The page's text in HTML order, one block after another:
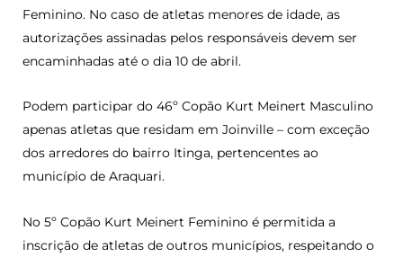
Feminino. No caso de atletas menores de idade, as
autorizações assinadas pelos responsáveis devem ser
encaminhadas até o dia 10 de abril.
Podem participar do 46º Copão Kurt Meinert Masculino
apenas atletas que residam em Joinville – com exceção
dos arredores do bairro Itinga, pertencentes ao
município de Araquari.
No 5º Copão Kurt Meinert Feminino é permitida a
inscrição de atletas de outros municípios, respeitando o